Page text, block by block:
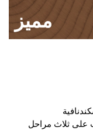
مميز
على ثلاث مراحل